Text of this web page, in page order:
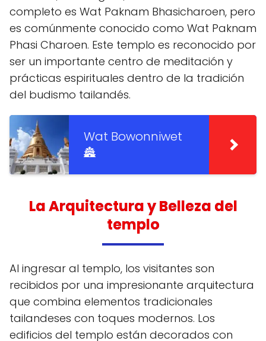
completo es Wat Paknam Bhasicharoen, pero
es comúnmente conocido como Wat Paknam
Phasi Charoen. Este templo es reconocido por
ser un importante centro de meditación y
prácticas espirituales dentro de la tradición
del budismo tailandés.
Wat Bowonniwet
🏯
La Arquitectura y Belleza del
templo
Al ingresar al templo, los visitantes son
recibidos por una impresionante arquitectura
que combina elementos tradicionales
tailandeses con toques modernos. Los
edificios del templo están decorados con